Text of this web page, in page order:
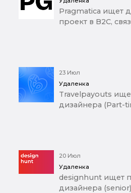
Pragmatica ищет
проект в B2C,
23 Июл
Удаленка
Travelpayouts
дизайнера (Part-
20 Июл
Удаленка
designhunt ищет
дизайнера (senior)